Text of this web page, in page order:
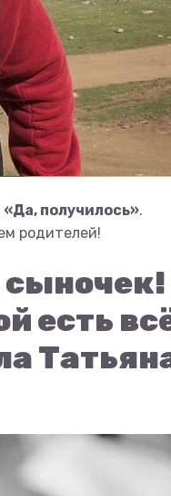
«Да, получилось».
родителей!
сыночек!
есть